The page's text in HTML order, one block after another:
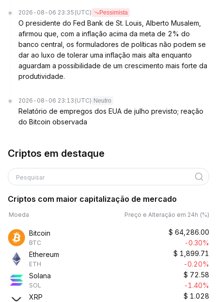
2026-08-06 23:35 (UTC) Pessimista
O presidente do Fed Bank de St. Louis, Alberto Musalem,
afirmou que, com a inflação acima da meta de 2% do
banco central, os formuladores de políticas não podem se
dar ao luxo de tolerar uma inflação mais alta enquanto
aguardam a possibilidade de um crescimento mais forte da
produtividade.
2026-08-06 23:13 (UTC) Neutro
Relatório de empregos dos EUA de julho previsto; reação
do Bitcoin observada
Criptos em destaque
Pesquisar
Criptos com maior capitalização de mercado
Moeda Preço e Alteração em 24h (%)
Bitcoin
BTC
$ 64,286.00
-0.30%
Ethereum
ETH
$ 1,899.71
-0.20%
Solana
SOL
$ 72.58
-1.40%
XRP
$ 1.028